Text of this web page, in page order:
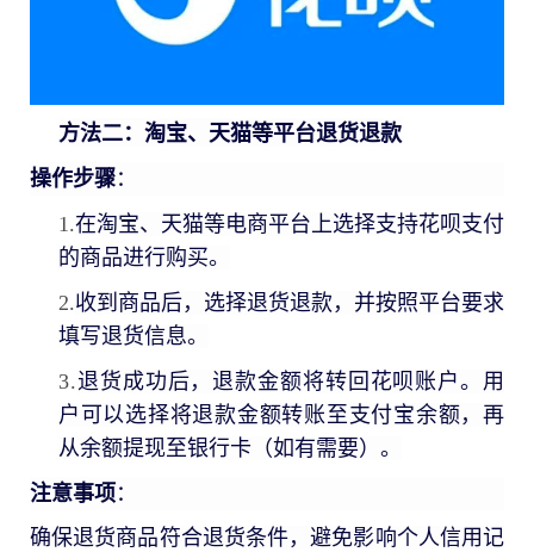
方法二：淘宝、天猫等平台退货退款
操作步骤：
1.在淘宝、天猫等电商平台上选择支持花呗支付
的商品进行购买。
2.收到商品后，选择退货退款，并按照平台要求
填写退货信息。
3.退货成功后，退款金额将转回花呗账户。用
户可以选择将退款金额转账至支付宝余额，再
从余额提现至银行卡（如有需要）。
注意事项：
确保退货商品符合退货条件，避免影响个人信用记